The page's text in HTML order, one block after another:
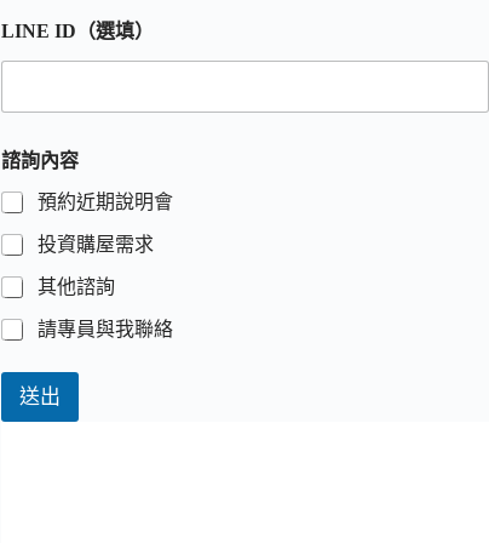
LINE ID（選填）
諮詢內容
預約近期說明會
投資購屋需求
其他諮詢
請專員與我聯絡
送出